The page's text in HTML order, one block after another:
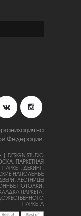
на
Федерации.
STUDIO
ПАРКЕТНАЯ
ДЕКИНГ,
НАПОЛЬНЫЕ
ЛЕСТНИЦЫ
ПОТОЛКИ,
ПАРКЕТА,
ПАРКЕТА